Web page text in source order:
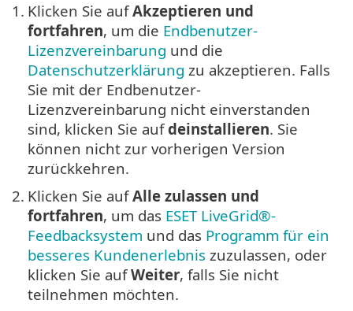
1. Klicken Sie aufAkzeptieren und
fortfahren, um die Endbenutzer-
Lizenzvereinbarung und die
Datenschutzerklärung zu akzeptieren. Falls
Sie mit der Endbenutzer-
Lizenzvereinbarung nicht einverstanden
sind, klicken Sie aufdeinstallieren. Sie
können nicht zur vorherigen Version
zurückkehren.
2. Klicken Sie aufAlle zulassen und
fortfahren, um das ESET LiveGrid®-
Feedbacksystem und das Programm für ein
besseres Kundenerlebnis zuzulassen, oder
klicken Sie aufWeiter, falls Sie nicht
teilnehmen möchten.